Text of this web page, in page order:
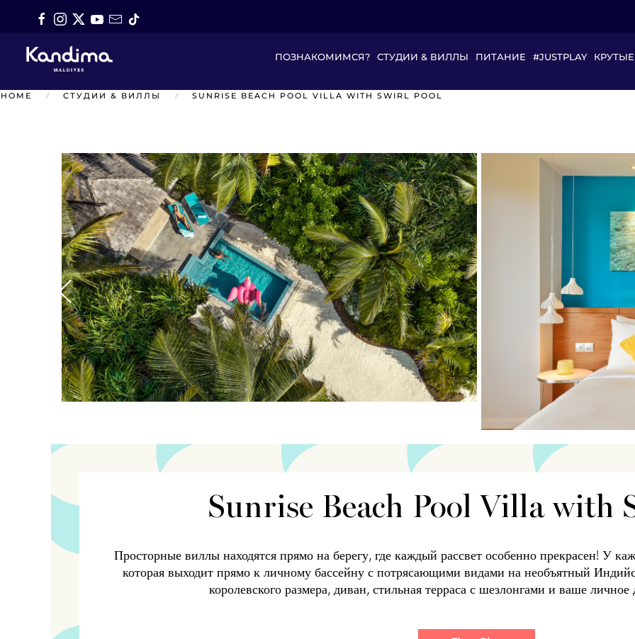
ПОЗНАКОМИМСЯ? СТУДИИ & ВИЛЛЫ ПИТАНИЕ #JUSTPLAY
HOME СТУДИИ & ВИЛЛЫ SUNRISE BEACH POOL VILLA WITH SWIRL POOL
Sunrise Beach Pool Villa with
Просторные виллы находятся прямо на берегу, где каждый рассвет особенно прекрасен! У
которая выходит прямо к личному бассейну с потрясающими видами на необъятный
королевского размера, диван, стильная терраса с шезлонгами и ваше